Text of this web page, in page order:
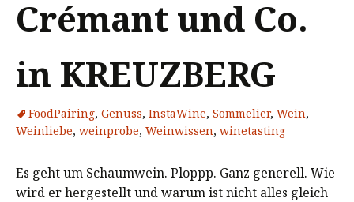
Crémant und Co.
in KREUZBERG
FoodPairing, Genuss, InstaWine, Sommelier, Wein,
Weinliebe, weinprobe, Weinwissen, winetasting
Es geht um Schaumwein. Ploppp. Ganz generell. Wie
wird er hergestellt und warum ist nicht alles gleich